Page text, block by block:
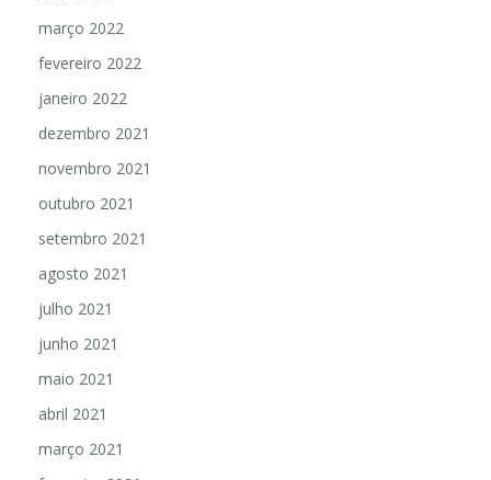
março 2022
fevereiro 2022
janeiro 2022
dezembro 2021
novembro 2021
outubro 2021
setembro 2021
agosto 2021
julho 2021
junho 2021
maio 2021
abril 2021
março 2021